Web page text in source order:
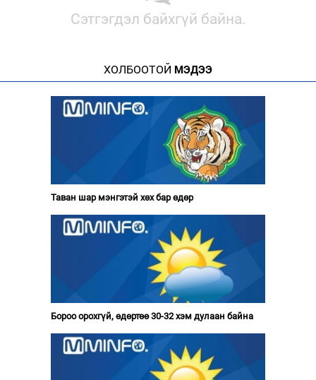
Сэтгэгдэл байхгүй байна.
ХОЛБООТОЙ МЭДЭЭ
Таван шар мэнгэтэй хөх бар өдөр
Бороо орохгүй, өдөртөө 30-32 хэм дулаан байна